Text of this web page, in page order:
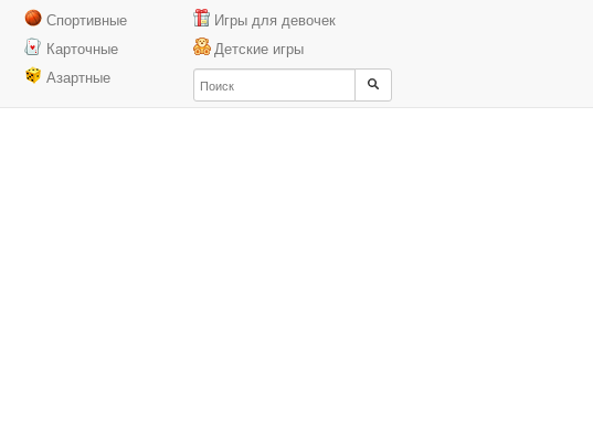
Спортивные
Карточные
Азартные
Игры для девочек
Детские игры